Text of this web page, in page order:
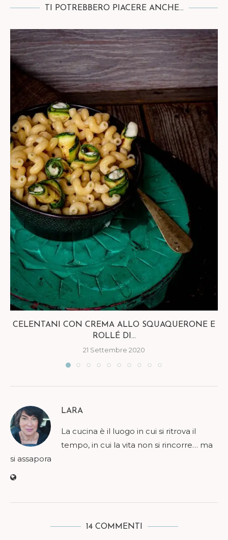
TI POTREBBERO PIACERE ANCHE...
CELENTANI CON CREMA ALLO SQUAQUERONE E
ROLLÉ DI...
21 Settembre 2020
LARA
La cucina è il luogo in cui si ritrova il
tempo, in cui la vita non si rincorre… ma
si assapora
14 COMMENTI